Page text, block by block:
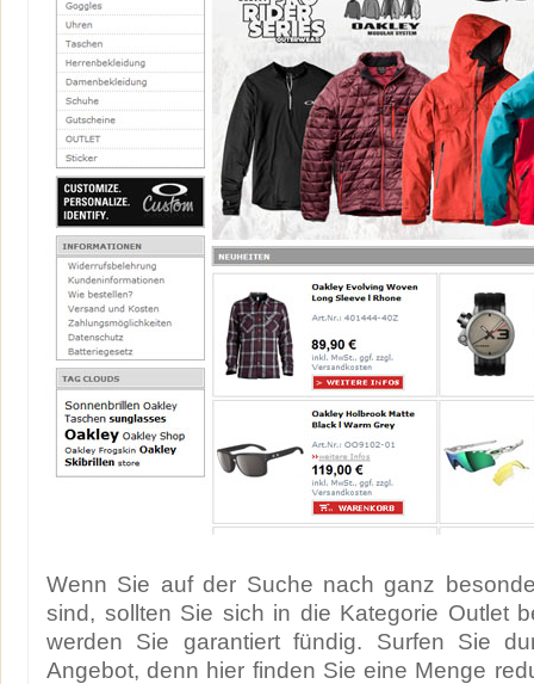
Wenn Sie auf der Suche nach ganz
sind, sollten Sie sich in die Kategorie Outlet
werden Sie garantiert fündig. Surfen Sie
Angebot, denn hier finden Sie eine Menge